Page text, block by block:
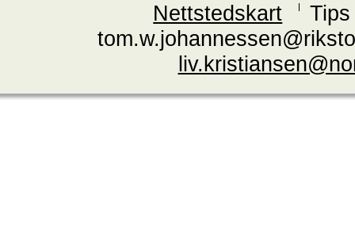
Nettstedskart